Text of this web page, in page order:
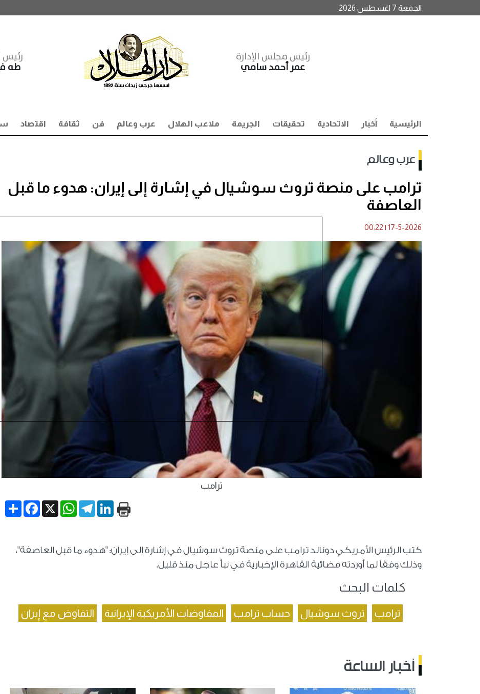
الجمعة 7 اغسطس 2026
رئيس مجلس الإدارة
عمر أحمد سامي
رئيس
طه
الرئيسية أخبار الاتحادية تحقيقات الجريمة ملاعب الهلال عرب وعالم فن ثقافة اقتصاد
عرب وعالم
ترامب على منصة تروث سوشيال في إشارة إلى إيران: هدوء ما قبل
العاصفة
17-5-2026
|
00:22
ترامب
Share
Facebook X
WhatsApp
TelegramLinkedIn
كتب الرئيس الأمريكي دونالد ترامب على منصة تروث سوشيال في إشارة إلى إيران: "هدوء ما قبل العاصفة"،
وذلك وفقاً لما أوردته فضائية القاهرة الإخبارية في نبأ عاجل منذ قليل.
كلمات البحث
ترامب تروث سوشيال حساب ترامب المفاوضات الأمريكية الإيرانية التفاوض مع إيران
أخبار الساعة